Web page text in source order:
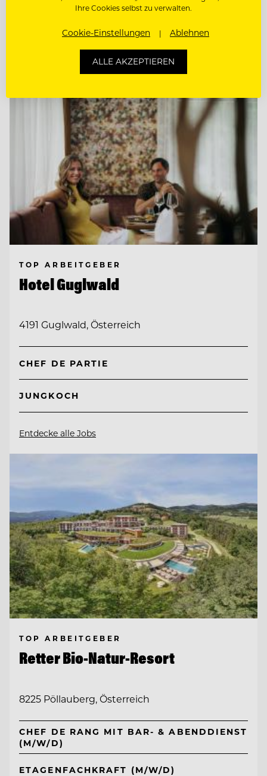
Entdecke alle Jobs
TOP ARBEITGEBER
Hotel Guglwald
4191 Guglwald, Österreich
CHEF DE PARTIE
JUNGKOCH
Entdecke alle Jobs
TOP ARBEITGEBER
Retter Bio-Natur-Resort
8225 Pöllauberg, Österreich
CHEF DE RANG MIT BAR- & ABENDDIENST
(M/W/D)
ETAGENFACHKRAFT (M/W/D)
Ihre Cookies selbst zu verwalten.
Cookie-Einstellungen Ablehnen
ALLE AKZEPTIEREN